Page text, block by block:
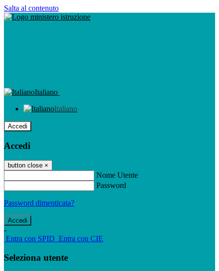
Salta al contenuto
Italiano
Italiano
Accedi
Accedi
button close ×
Nome Utente
Password
Password dimenticata?
-
Entra con SPID Entra con CIE
Seleziona utente